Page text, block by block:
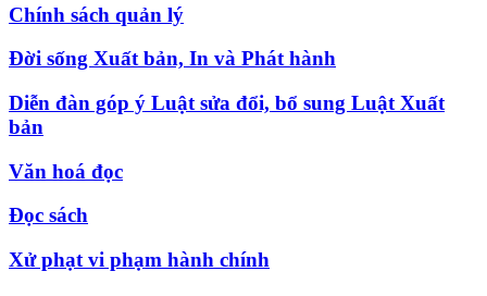
Chính sách quản lý
Đời sống Xuất bản, In và Phát hành
Diễn đàn góp ý Luật sửa đổi, bổ sung Luật Xuất
bản
Văn hoá đọc
Đọc sách
Xử phạt vi phạm hành chính